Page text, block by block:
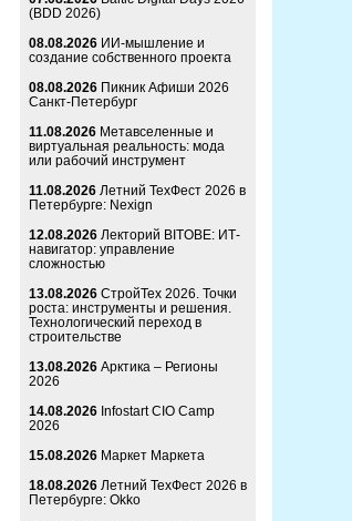
(BDD 2026)
08.08.2026 ИИ-мышление и
создание собственного проекта
08.08.2026 Пикник Афиши 2026
Санкт-Петербург
11.08.2026 Метавселенные и
виртуальная реальность: мода
или рабочий инструмент
11.08.2026 Летний ТехФест 2026 в
Петербурге: Nexign
12.08.2026 Лекторий BITOBE: ИТ-
навигатор: управление
сложностью
13.08.2026 СтройТех 2026. Точки
роста: инструменты и решения.
Технологический переход в
строительстве
13.08.2026 Арктика – Регионы
2026
14.08.2026 Infostart CIO Camp
2026
15.08.2026 Маркет Маркета
18.08.2026 Летний ТехФест 2026 в
Петербурге: Okko